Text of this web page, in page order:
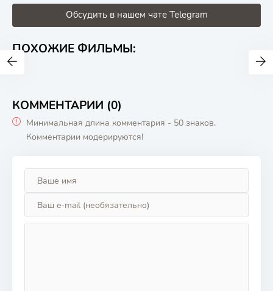
Обсудить в нашем чате Telegram
ПОХОЖИЕ ФИЛЬМЫ:
КОММЕНТАРИИ (0)
Минимальная длина комментария - 50 знаков.
Комментарии модерируются!